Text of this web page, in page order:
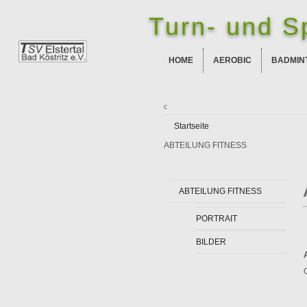
HOME AEROBIC
Turn- und
Startseite
ABTEILUNG FITNESS
ABTEILUNG FITNESS
PORTRAIT
BILDER